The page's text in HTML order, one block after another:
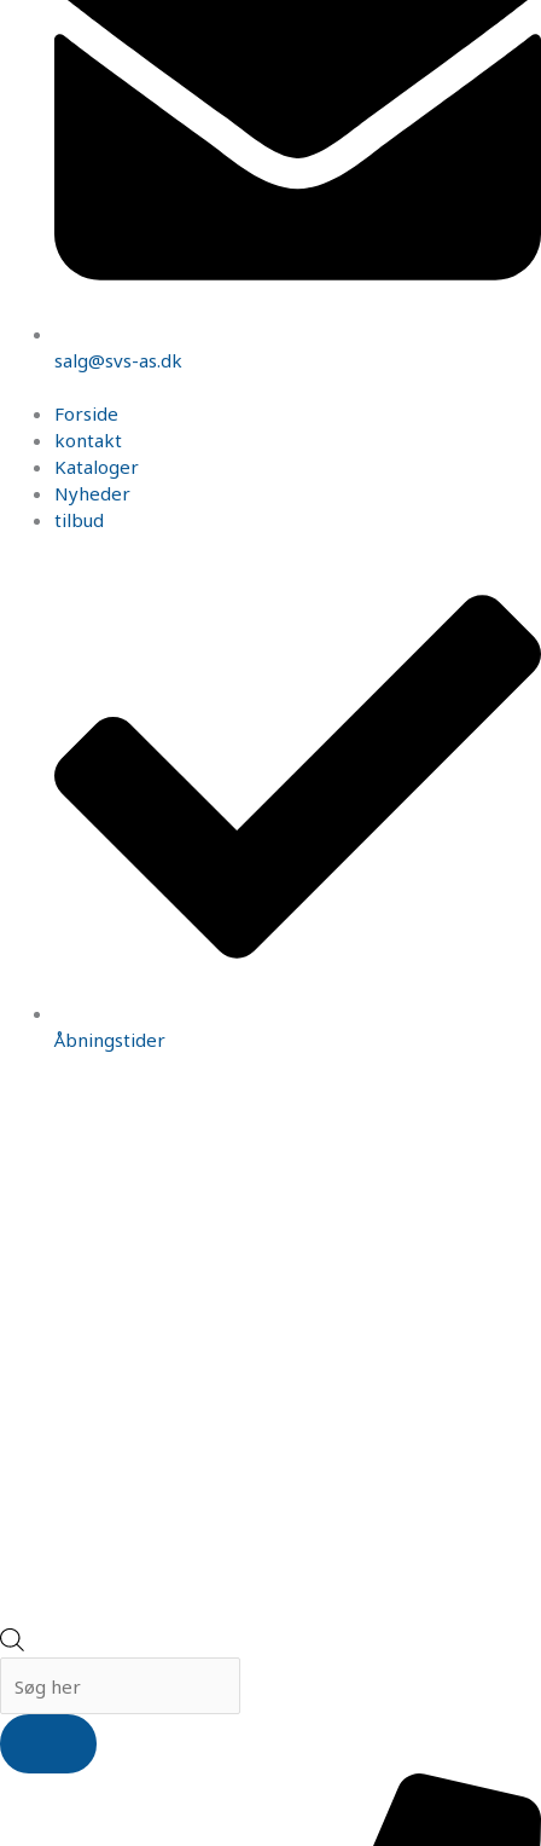
salg@svs-as.dk
Forside
kontakt
Kataloger
Nyheder
tilbud
Åbningstider